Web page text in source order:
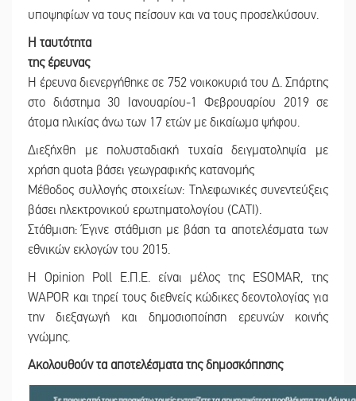
υποψηφίων να τους πείσουν και να τους προσελκύσουν.
Η ταυτότητα
της έρευνας
Η έρευνα διενεργήθηκε σε 752 νοικοκυριά του Δ. Σπάρτης
στο διάστημα 30 Ιανουαρίου-1 Φεβρουαρίου 2019 σε
άτομα ηλικίας άνω των 17 ετών με δικαίωμα ψήφου.
Διεξήχθη με πολυσταδιακή τυχαία δειγματοληψία με
χρήση quota βάσει γεωγραφικής κατανομής
Μέθοδος συλλογής στοιχείων: Τηλεφωνικές συνεντεύξεις
βάσει ηλεκτρονικού ερωτηματολογίου (CATI).
Στάθμιση: Έγινε στάθμιση με βάση τα αποτελέσματα των
εθνικών εκλογών του 2015.
Η Opinion Poll Ε.Π.Ε. είναι μέλος της ESOMAR, της
WAPOR και τηρεί τους διεθνείς κώδικες δεοντολογίας για
την διεξαγωγή και δημοσιοποίηση ερευνών κοινής
γνώμης.
Ακολουθούν τα αποτελέσματα της δημοσκόπησης